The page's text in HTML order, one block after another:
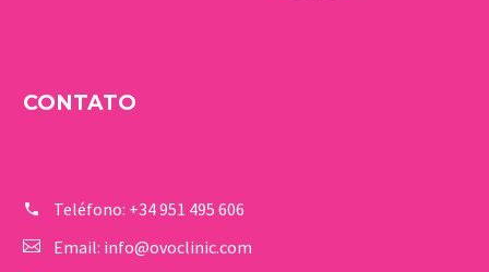
CONTATO
Teléfono: +34 951 495 606
Email: info@ovoclinic.com